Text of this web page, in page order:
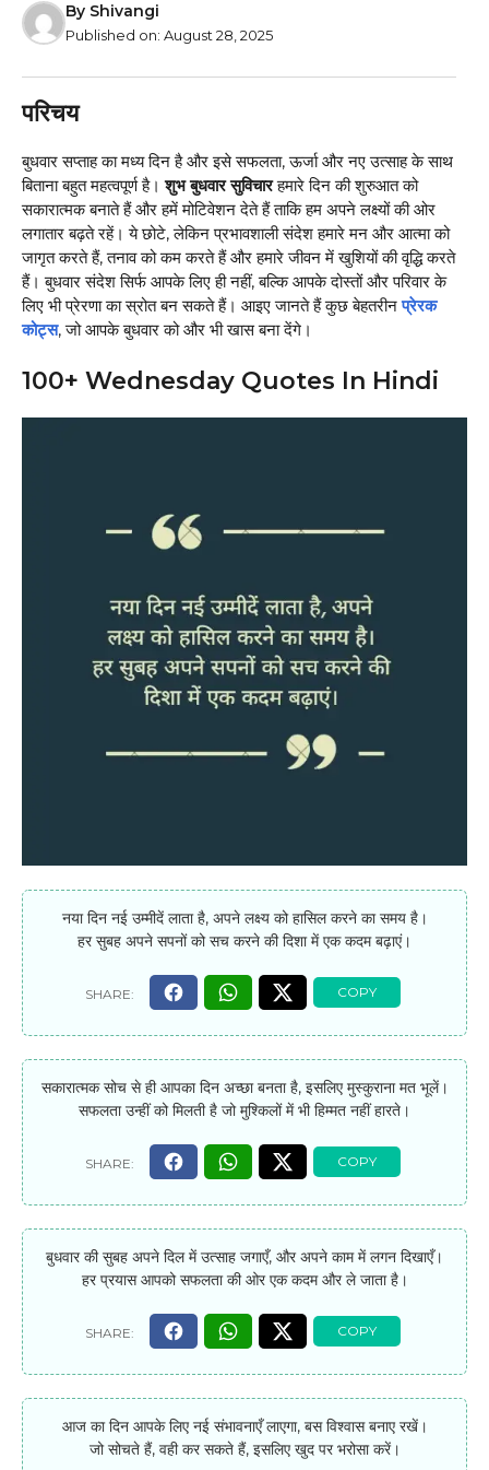
By Shivangi
Published on: August 28, 2025
परिचय
बुधवार सप्ताह का मध्य दिन है और इसे सफलता, ऊर्जा और नए उत्साह के साथ
बिताना बहुत महत्वपूर्ण है।शुभ बुधवार सुविचारहमारे दिन की शुरुआत को
सकारात्मक बनाते हैं और हमें मोटिवेशन देते हैं ताकि हम अपने लक्ष्यों की ओर
लगातार बढ़ते रहें। ये छोटे, लेकिन प्रभावशाली संदेश हमारे मन और आत्मा को
जागृत करते हैं, तनाव को कम करते हैं और हमारे जीवन में खुशियों की वृद्धि करते
हैं। बुधवार संदेश सिर्फ आपके लिए ही नहीं, बल्कि आपके दोस्तों और परिवार के
लिए भी प्रेरणा का स्रोत बन सकते हैं। आइए जानते हैं कुछ बेहतरीनप्रेरक
कोट्स, जो आपके बुधवार को और भी खास बना देंगे।
100+ Wednesday Quotes In Hindi
नया दिन नई उम्मीदें लाता है, अपने लक्ष्य को हासिल करने का समय है।
हर सुबह अपने सपनों को सच करने की दिशा में एक कदम बढ़ाएं।
सकारात्मक सोच से ही आपका दिन अच्छा बनता है, इसलिए मुस्कुराना मत भूलें।
सफलता उन्हीं को मिलती है जो मुश्किलों में भी हिम्मत नहीं हारते।
बुधवार की सुबह अपने दिल में उत्साह जगाएँ, और अपने काम में लगन दिखाएँ।
हर प्रयास आपको सफलता की ओर एक कदम और ले जाता है।
आज का दिन आपके लिए नई संभावनाएँ लाएगा, बस विश्वास बनाए रखें।
जो सोचते हैं, वही कर सकते हैं, इसलिए खुद पर भरोसा करें।